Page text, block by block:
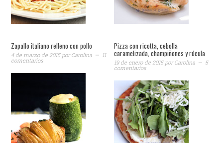
Zapallo italiano relleno con pollo
4 de marzo de 2015porCarolina 11
comentarios
Pizza con ricotta, cebolla
caramelizada, champiñones y rúcula
19 de enero de 2015porCarolina 5
comentarios